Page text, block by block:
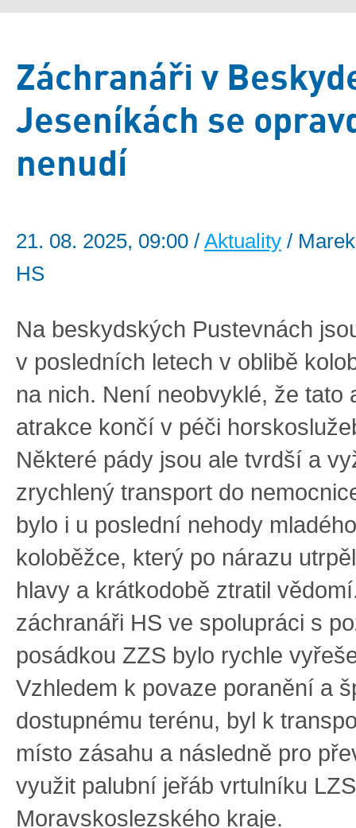
Záchranáři v
Jeseníkách se
nenudí
21. 08. 2025, 09:00 / Aktuality /
HS
Na beskydských Pustevnách
v posledních letech v oblibě
na nich. Není neobvyklé, že tato
atrakce končí v péči
Některé pády jsou ale tvrdší a
zrychlený transport do
bylo i u poslední nehody
koloběžce, který po nárazu
hlavy a krátkodobě ztratil
záchranáři HS ve spolupráci s
posádkou ZZS bylo rychle
Vzhledem k povaze poranění a
dostupnému terénu, byl k
místo zásahu a následně pro
využit palubní jeřáb vrtulníku LZS
Moravskoslezského kraje.